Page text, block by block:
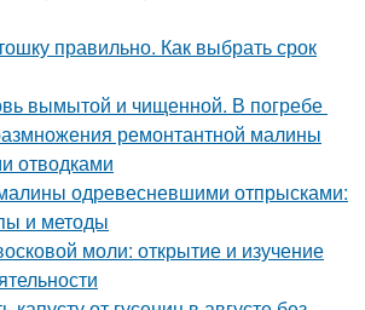
правильно. Как выбрать срок
вымытой и чищенной. В погребе
ремонтантной малины
отводками
одревесневшими отпрысками:
и методы
моли: открытие и изучение